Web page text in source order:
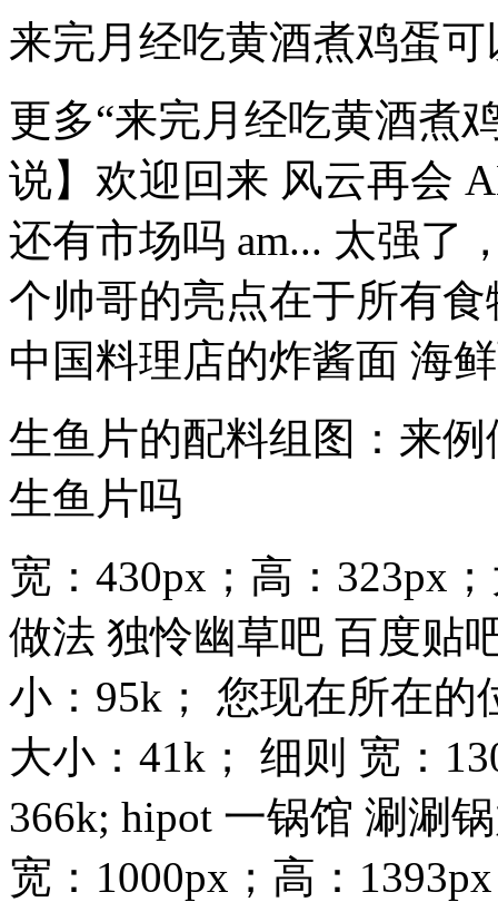
来完月经吃黄酒煮鸡蛋可
更多“来完月经吃黄酒煮
说】欢迎回来 风云再会
还有市场吗 am... 太强了
个帅哥的亮点在于所有
中国料理店的炸酱面 海
生鱼片的配料组图：来
生鱼片吗
宽：430px；高：323px
做法 独怜幽草吧 百度贴
小：95k； 您现在所在的
大小：41k； 细则 宽：
366k; hipot 一锅馆 涮涮
宽：1000px；高：